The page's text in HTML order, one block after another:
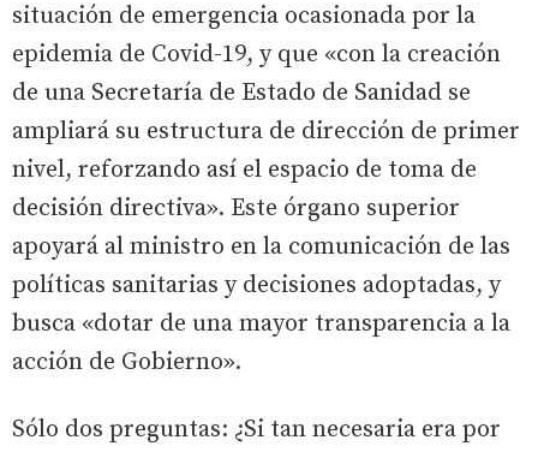
situación de emergencia ocasionada por la
epidemia de Covid-19, y que «con la creación
de una Secretaría de Estado de Sanidad se
ampliará su estructura de dirección de primer
nivel, reforzando así el espacio de toma de
decisión directiva». Este órgano superior
apoyará al ministro en la comunicación de las
políticas sanitarias y decisiones adoptadas, y
busca «dotar de una mayor transparencia a la
acción de Gobierno».
Sólo dos preguntas: ¿Si tan necesaria era por